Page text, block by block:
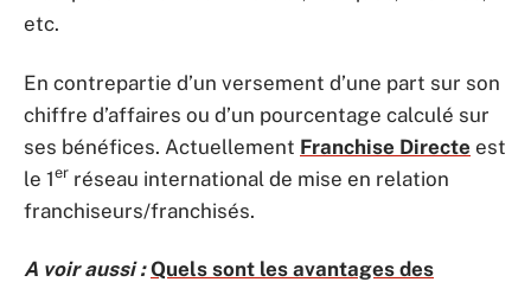
etc.
En contrepartie d’un versement d’une part sur son
chiffre d’affaires ou d’un pourcentage calculé sur
ses bénéfices. Actuellement Franchise Directe est
le 1er réseau international de mise en relation
franchiseurs/franchisés.
A voir aussi : Quels sont les avantages des